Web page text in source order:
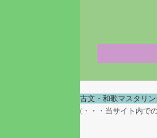
古文・和歌マスタリン
(・・・当サイト内で